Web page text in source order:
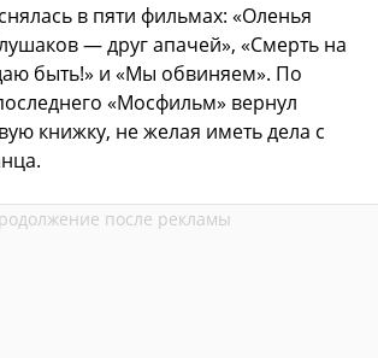
в пяти фильмах: «Оленья
— друг апачей», «Смерть на
быть!» и «Мы обвиняем». По
«Мосфильм» вернул
книжку, не желая иметь дела с